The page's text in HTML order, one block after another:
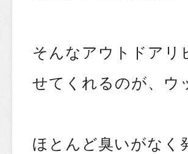
そんなアウトドア
せてくれるのが、ウ
ほとんど臭いがなく